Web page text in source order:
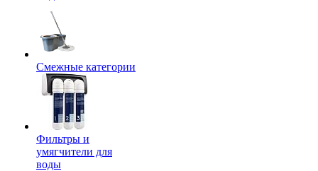
Смежные категории
Фильтры и
умягчители для
воды